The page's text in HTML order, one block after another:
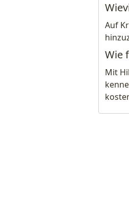
Auf
Wie
Mit